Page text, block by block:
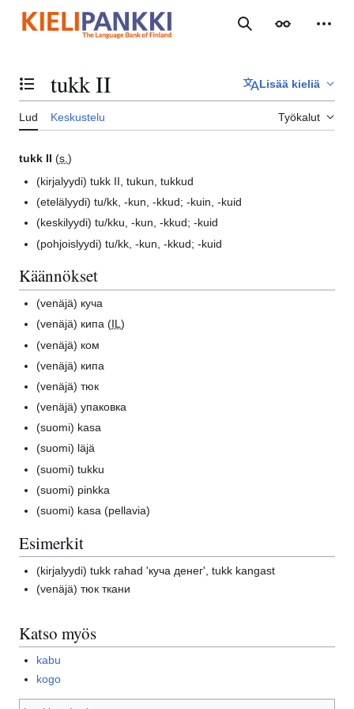
sisältöön
Haku Ulkoasu
Vaihda sisällysluettelo
tukk II Lisää kieliä
Lud Keskustelu Työkalut
tukk II (s. )
(kirjalyydi)tukk II, tukun, tukkud
(etelälyydi)tu/kk, -kun, -kkud; -kuin, -kuid
(keskilyydi)tu/kku, -kun, -kkud; -kuid
(pohjoislyydi)tu/kk, -kun, -kkud; -kuid
Käännökset
(venäjä) куча
(venäjä) кипа (IL)
(venäjä) ком
(venäjä) кипа
(venäjä)тюк
(venäjä)упаковка
(suomi) kasa
(suomi) läjä
(suomi)tukku
(suomi) pinkka
(suomi) kasa (pellavia)
Esimerkit
(kirjalyydi)tukk rahad 'куча денег', tukk kangast
(venäjä)тюк ткани
Katso myös
kabu
kogo